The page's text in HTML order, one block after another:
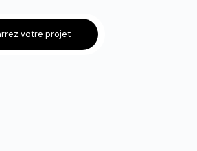
votre projet